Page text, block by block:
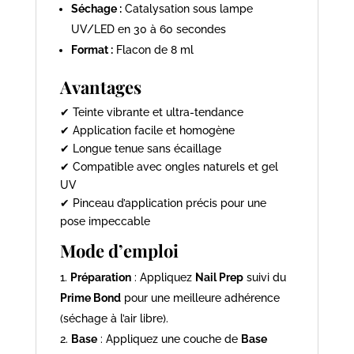
Séchage :Catalysation sous lampe
UV/LED en 30 à 60 secondes
Format :Flacon de 8 ml
Avantages
✔ Teinte vibrante et ultra-tendance
✔ Application facile et homogène
✔ Longue tenue sans écaillage
✔ Compatible avec ongles naturels et gel
UV
✔ Pinceau d’application précis pour une
pose impeccable
Mode d’emploi
Préparation: Appliquez Nail Prepsuivi du
Prime Bondpour une meilleure adhérence
(séchage à l’air libre).
Base: Appliquez une couche de Base